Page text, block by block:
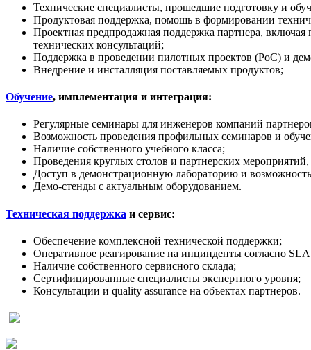
Технические специалисты, прошедшие подготовку и
Продуктовая поддержка, помощь в формировании
Проектная предпродажная поддержка партнера, включая
технических консультаций;
Поддержка в проведении пилотных проектов (PoC) и
Внедрение и инсталляция поставляемых продуктов;
Обучение, имплементация и интеграция:
Регулярные семинары для инженеров компаний
Возможность проведения профильных семинаров и
Наличие собственного учебного класса;
Проведения круглых столов и партнерских
Доступ в демонстрационную лабораторию и
Демо-стенды с актуальным оборудованием.
Техническая поддержка и сервис:
Обеспечение комплексной технической поддержки;
Оперативное реагирование на инцинденты согласно
Наличие собственного сервисного склада;
Сертифицированные специалисты экспертного уровня;
Консультации и quality assurance на объектах партнеров.